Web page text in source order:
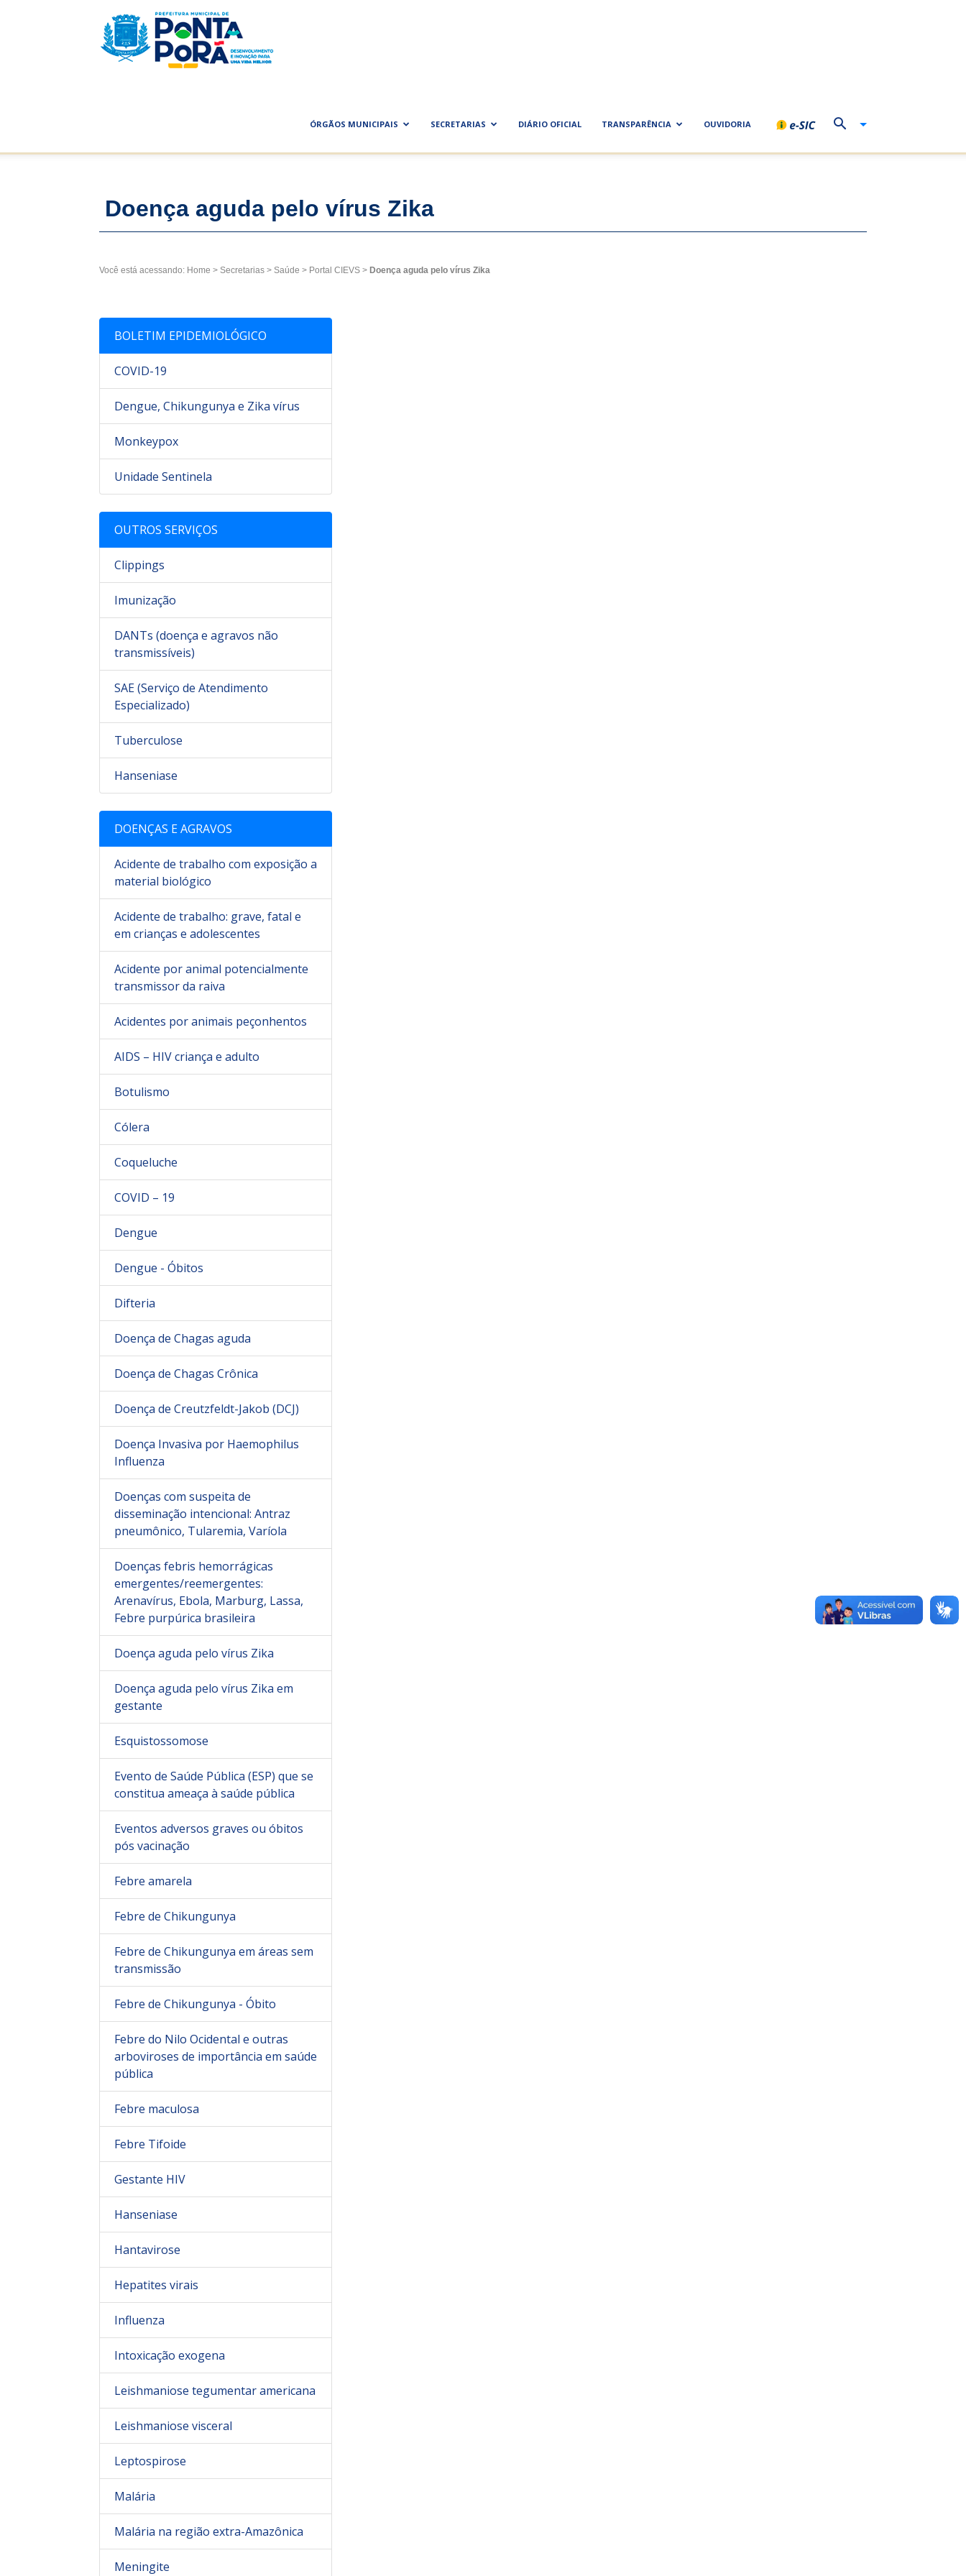
Ponta
ÓRGÃOS MUNICIPAIS SECRETARIAS DIÁRIO OFICIAL TRANSPARÊNCIA OUVIDORIA
Doença aguda pelo vírus Zika
Você está acessando: Home > Secretarias > Saúde > Portal CIEVS > Doença aguda pelo vírus Zika
BOLETIM EPIDEMIOLÓGICO
COVID-19
Dengue, Chikungunya e Zika vírus
Monkeypox
Unidade Sentinela
OUTROS SERVIÇOS
Clippings
Imunização
DANTs (doença e agravos não
transmissíveis)
SAE (Serviço de Atendimento
Especializado)
Tuberculose
Hanseniase
DOENÇAS E AGRAVOS
Acidente de trabalho com exposição a
material biológico
Acidente de trabalho: grave, fatal e
em crianças e adolescentes
Acidente por animal potencialmente
transmissor da raiva
Acidentes por animais peçonhentos
AIDS – HIV criança e adulto
Botulismo
Cólera
Coqueluche
COVID – 19
Dengue
Dengue - Óbitos
Difteria
Doença de Chagas aguda
Doença de Chagas Crônica
Doença de Creutzfeldt-Jakob (DCJ)
Doença Invasiva por Haemophilus
Influenza
Doenças com suspeita de
disseminação intencional: Antraz
pneumônico, Tularemia, Varíola
Doenças febris hemorrágicas
emergentes/reemergentes:
Arenavírus, Ebola, Marburg, Lassa,
Febre purpúrica brasileira
Doença aguda pelo vírus Zika
Doença aguda pelo vírus Zika em
gestante
Esquistossomose
Evento de Saúde Pública (ESP) que se
constitua ameaça à saúde pública
Eventos adversos graves ou óbitos
pós vacinação
Febre amarela
Febre de Chikungunya
Febre de Chikungunya em áreas sem
transmissão
Febre de Chikungunya - Óbito
Febre do Nilo Ocidental e outras
arboviroses de importância em saúde
pública
Febre maculosa
Febre Tifoide
Gestante HIV
Hanseniase
Hantavirose
Hepatites virais
Influenza
Intoxicação exogena
Leishmaniose tegumentar americana
Leishmaniose visceral
Leptospirose
Malária
Malária na região extra-Amazônica
Meningite